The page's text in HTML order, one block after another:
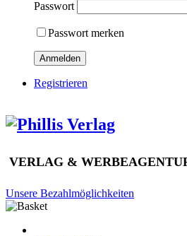
Passwort
Passwort merken
Anmelden
Registrieren
VERLAG &
Unsere Bezahlmöglichkeiten